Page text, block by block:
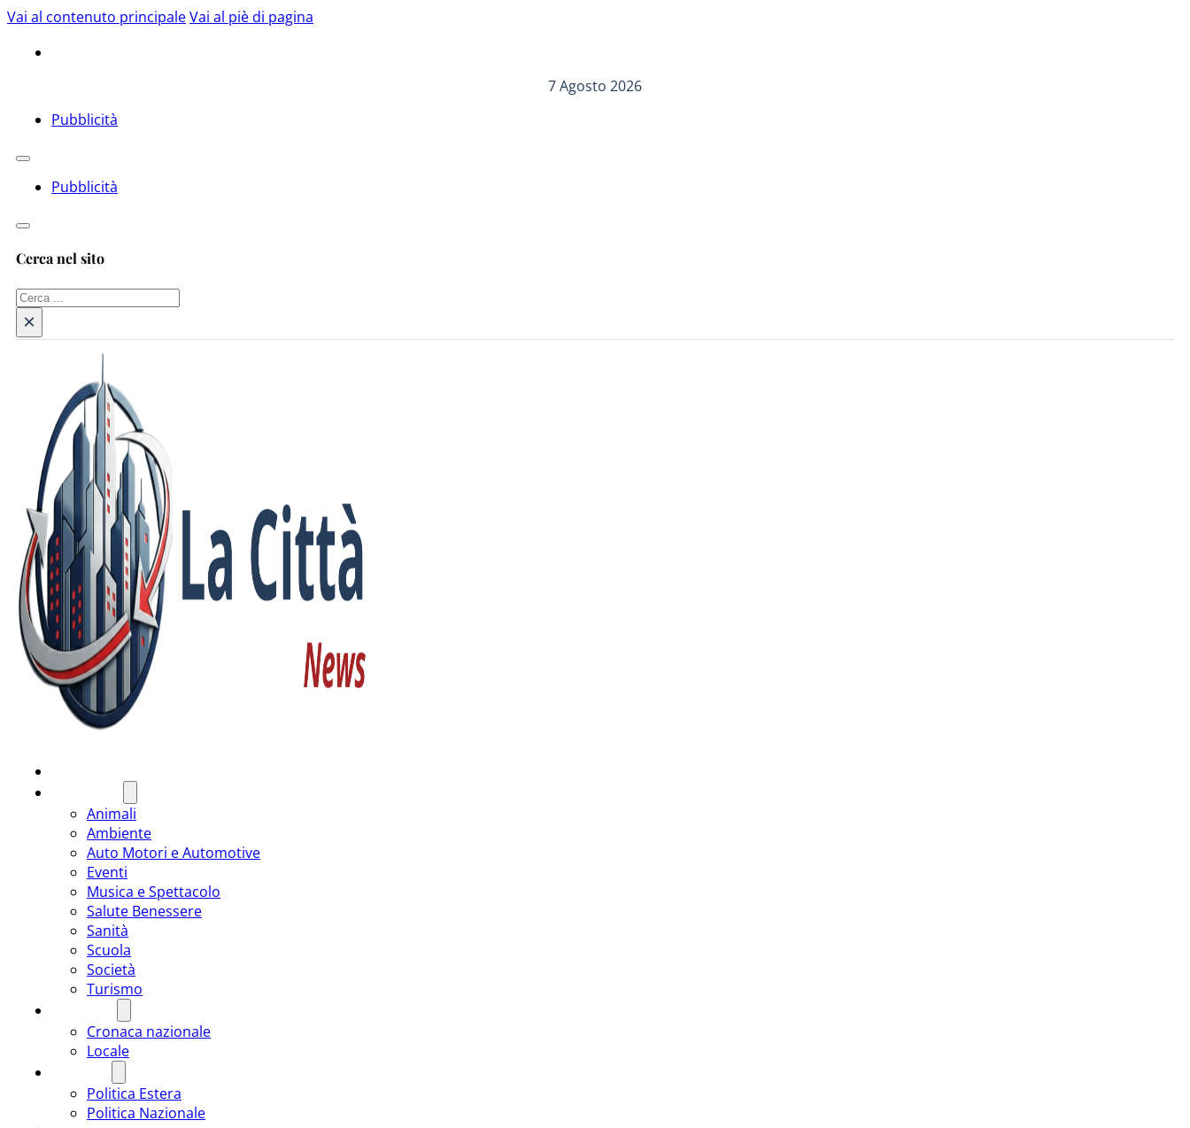
Vai al contenuto principaleVai al piè di pagina
7 Agosto 2026
Pubblicità
Pubblicità
Cerca nel sito
Cerca
×
Animali
Ambiente
Auto Motori e Automotive
Eventi
Musica e Spettacolo
Salute Benessere
Sanità
Scuola
Società
Turismo
Cronaca nazionale
Locale
Politica Estera
Politica Nazionale